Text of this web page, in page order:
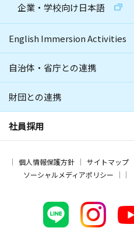
企業・学校向け日本語
English Immersion Activities
自治体・省庁との連携
財団との連携
社員採用
個人情報保護方針 サイトマップ
ソーシャルメディアポリシー